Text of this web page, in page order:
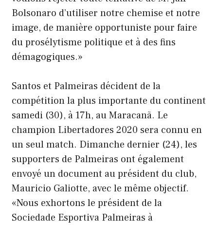
Bolsonaro d’utiliser notre chemise et notre
image, de manière opportuniste pour faire
du prosélytisme politique et à des fins
démagogiques.»
Santos et Palmeiras décident de la
compétition la plus importante du continent
samedi (30), à 17h, au Maracanã. Le
champion Libertadores 2020 sera connu en
un seul match. Dimanche dernier (24), les
supporters de Palmeiras ont également
envoyé un document au président du club,
Mauricio Galiotte, avec le même objectif.
«Nous exhortons le président de la
Sociedade Esportiva Palmeiras à